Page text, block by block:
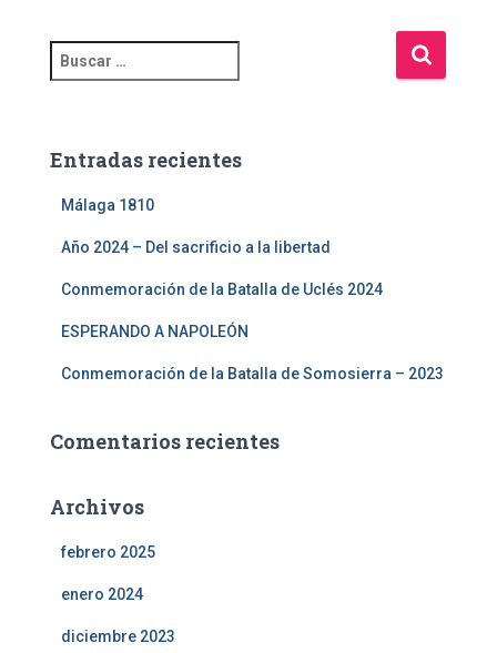
Entradas recientes
Málaga 1810
Año 2024 – Del sacrificio a la libertad
Conmemoración de la Batalla de Uclés 2024
ESPERANDO A NAPOLEÓN
Conmemoración de la Batalla de Somosierra – 2023
Comentarios recientes
Archivos
febrero 2025
enero 2024
diciembre 2023